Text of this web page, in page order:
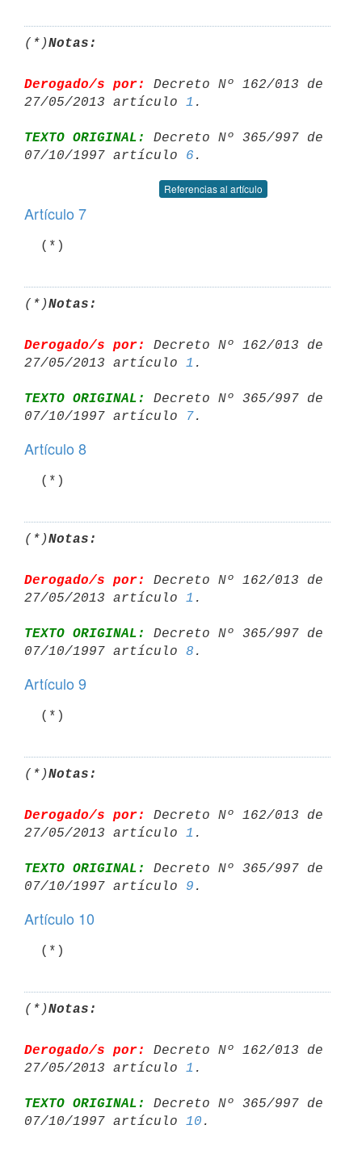
(*)Notas:
Derogado/s por:
Decreto Nº 162/013 de
27/05/2013 artículo 1
TEXTO ORIGINAL:
Decreto Nº 365/997 de
07/10/1997 artículo 6
Referencias al artículo
Artículo 7
  (*)
(*)Notas:
Derogado/s por:
Decreto Nº 162/013 de
27/05/2013 artículo 1
TEXTO ORIGINAL:
Decreto Nº 365/997 de
07/10/1997 artículo
7
Artículo 8
  (*)
(*)Notas:
Derogado/s por:
Decreto Nº 162/013 de
27/05/2013 artículo 1
TEXTO ORIGINAL:
Decreto Nº 365/997 de
07/10/1997 artículo 8
Artículo 9
  (*)
(*)Notas:
Derogado/s por:
Decreto Nº 162/013 de
27/05/2013 artículo 1
TEXTO ORIGINAL:
Decreto Nº 365/997 de
07/10/1997 artículo 9
Artículo 10
  (*)
(*)Notas:
Derogado/s por:
Decreto Nº 162/013 de
27/05/2013 artículo 1
TEXTO ORIGINAL:
Decreto Nº 365/997 de
07/10/1997 artículo 10